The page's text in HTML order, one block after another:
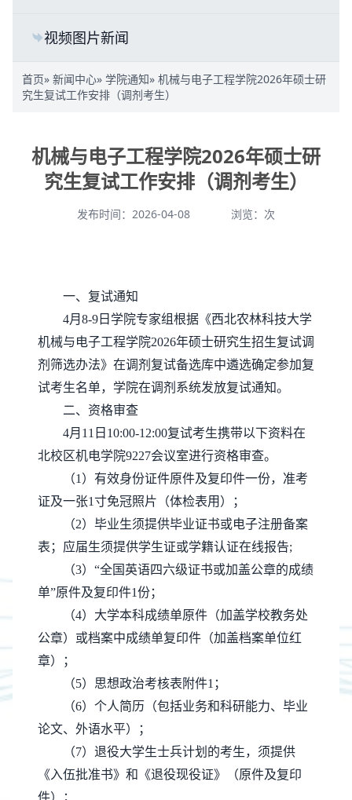
视频图片新闻
首页» 新闻中心» 学院通知» 机械与电子工程学院2026年硕士研
究生复试工作安排（调剂考生）
机械与电子工程学院2026年硕士研
究生复试工作安排（调剂考生）
发布时间：2026-04-08 浏览： 次
一、 复试通知
4月8-9日 学院专家组根据《西北农林科技大学
机械与电子工程学院2026年硕士研究生招生复试调
剂筛选办法》在调剂复试备选库中遴选确定参加复
试考生名单， 学院在调剂系统发放复试通知。
二、 资格审查
4月11日10:00-12:00复试考生携带以下资料在
北校区机电学院9227会议室进行资格审查。
（1 ） 有效身份证件原件及复印件一份，准考
证及一张1寸免冠照片（体检表用）
；
（2） 毕业生须提供毕业证书或电子注册备案
表；应届生须提供学生证或学籍认证在线报告;
（3） “全国英语四六级证书或加盖公章的成绩
单”原件及复印件1份；
（4） 大学本科成绩单原件（加盖学校教务处
公章）或档案中成绩单复印件（加盖档案单位红
章）
；
（5） 思想政治考核表附件1 ；
（6） 个人简历（包括业务和科研能力、毕业
论文、外语水平）；
（7） 退役大学生士兵计划的考生，须提供
《入伍批准书》和《退役现役证》（原件及复印
件）
；